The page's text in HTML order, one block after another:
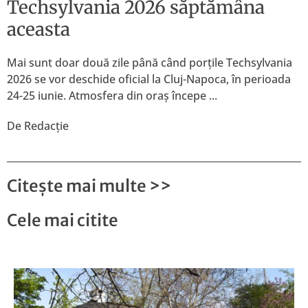
Techsylvania 2026 săptămâna
aceasta
Mai sunt doar două zile până când porțile Techsylvania
2026 se vor deschide oficial la Cluj-Napoca, în perioada
24-25 iunie. Atmosfera din oraș începe ...
De Redacție
Citește mai multe >>
Cele mai citite